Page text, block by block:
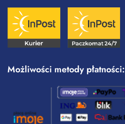
Możliwości metody płatności: